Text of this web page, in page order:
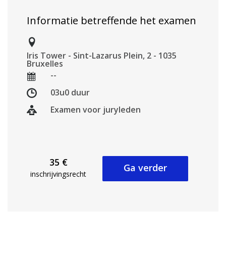
Informatie betreffende het examen
Iris Tower - Sint-Lazarus Plein, 2 - 1035
Bruxelles
--
03u0 duur
Examen voor juryleden
35 €
inschrijvingsrecht
Ga verder